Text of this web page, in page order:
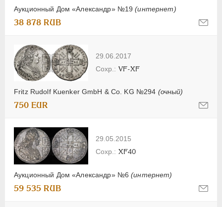
Аукционный Дом «Александр» №19(интернет)
38 878 RUB
29.06.2017
Fritz Rudolf Kuenker GmbH & Co. KG №294 (очный)
VF-XF
750 EUR
29.05.2015
Аукционный Дом «Александр» №6(интернет)
XF40
59 535 RUB